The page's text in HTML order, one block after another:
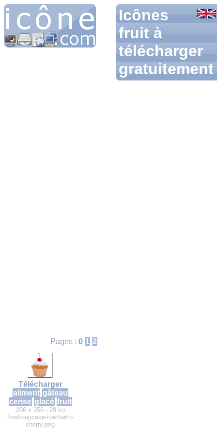
Icônes
fruit à
télécharger
gratuitement
Pages : 0 1 2
Télécharger
aliment gâteau
cerise glacé fruit
256 x 256 - 29 ko
food-cupcake-iced-with-
cherry.png